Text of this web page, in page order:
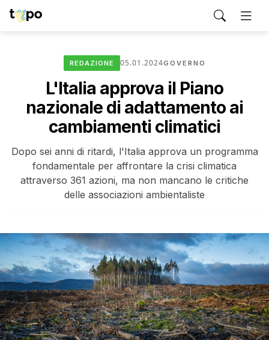
REDAZIONE 05.01.2024GOVERNO
L'Italia approva il Piano
nazionale di adattamento ai
cambiamenti climatici
Dopo sei anni di ritardi, l'Italia approva un programma
fondamentale per affrontare la crisi climatica
attraverso 361 azioni, ma non mancano le critiche
delle associazioni ambientaliste